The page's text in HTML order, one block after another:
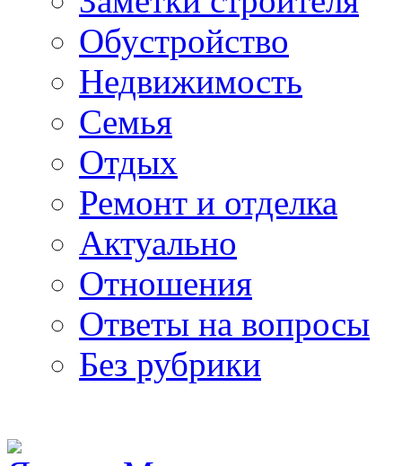
Обустройство
Недвижимость
Семья
Отдых
Ремонт и отделка
Актуально
Отношения
Ответы на вопросы
Без рубрики